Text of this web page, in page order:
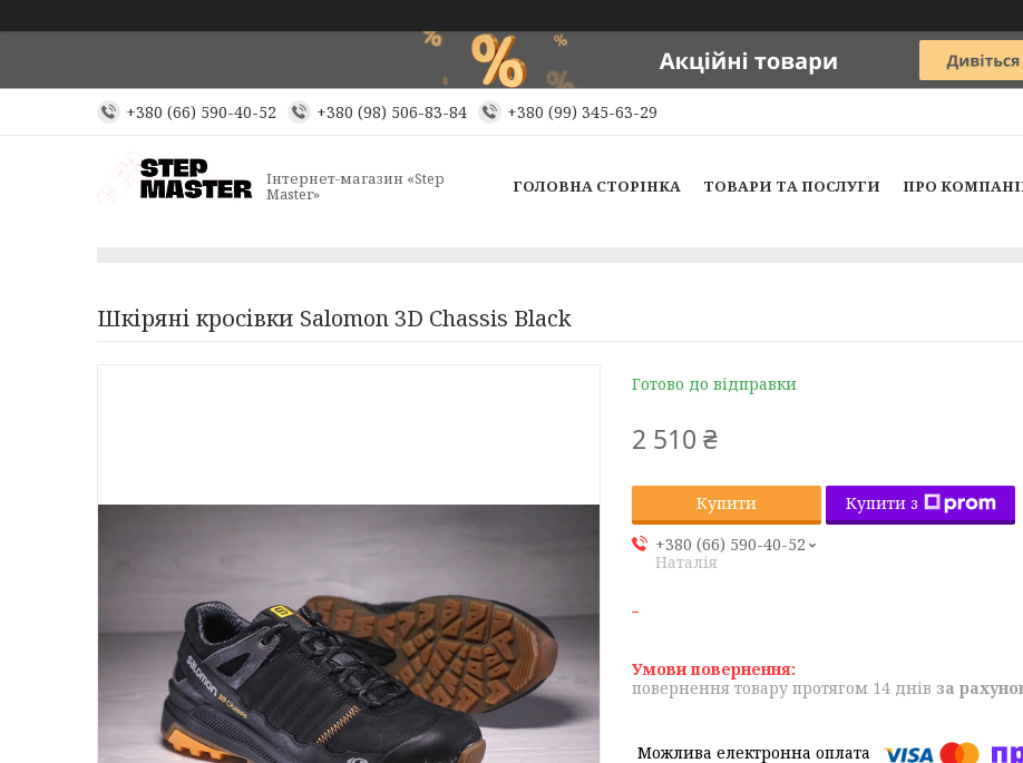
+380 (66) 590-40-52 +380 (98) 506-83-84 +380 (99) 345-63-29
Інтернет-магазин «Step
Master» ГОЛОВНА СТОРІНКА ТОВАРИ ТА ПОСЛУГИ ПРО
Шкіряні кросівки Salomon 3D Chassis Black
Готово до відправки
2 510 ₴
Купити
Купити з
+380 (66) 590-40-52
Наталія
повернення товару протягом 14 днів за